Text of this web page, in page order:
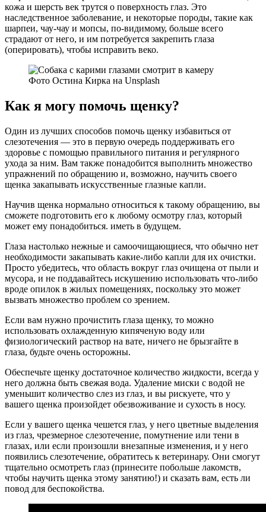
кожа и шерсть век трутся о поверхность глаз. Это
наследственное заболевание, и некоторые породы, такие как
шарпеи, чау-чау и мопсы, по-видимому, больше всего
страдают от него, и им потребуется закрепить глаза
(оперировать), чтобы исправить веко.
Фото Остина Кирка на Unsplash
Как я могу помочь щенку?
Один из лучших способов помочь щенку избавиться от
слезотечения — это в первую очередь поддерживать его
здоровье с помощью правильного питания и регулярного
ухода за ним. Вам также понадобится выполнить множество
упражнений по обращению и, возможно, научить своего
щенка закапывать искусственные глазные капли.
Научив щенка нормально относиться к такому обращению, вы
сможете подготовить его к любому осмотру глаз, который
может ему понадобиться. иметь в будущем.
Глаза настолько нежные и самоочищающиеся, что обычно нет
необходимости закапывать какие-либо капли для их очистки.
Просто убедитесь, что область вокруг глаз очищена от пыли и
мусора, и не поддавайтесь искушению использовать что-либо
вроде опилок в жилых помещениях, поскольку это может
вызвать множество проблем со зрением.
Если вам нужно прочистить глаза щенку, то можно
использовать охлажденную кипяченую воду или
физиологический раствор на вате, ничего не брызгайте в
глаза, будьте очень осторожны.
Обеспечьте щенку достаточное количество жидкости, всегда у
него должна быть свежая вода. Удаление миски с водой не
уменьшит количество слез из глаз, и вы рискуете, что у
вашего щенка произойдет обезвоживание и сухость в носу.
Если у вашего щенка чешется глаз, у него цветные выделения
из глаз, чрезмерное слезотечение, помутнение или тени в
глазах, или если произошли внезапные изменения, и у него
появились слезотечение, обратитесь к ветеринару. Они смогут
тщательно осмотреть глаз (принесите побольше лакомств,
чтобы научить щенка этому занятию!) и сказать вам, есть ли
повод для беспокойства.